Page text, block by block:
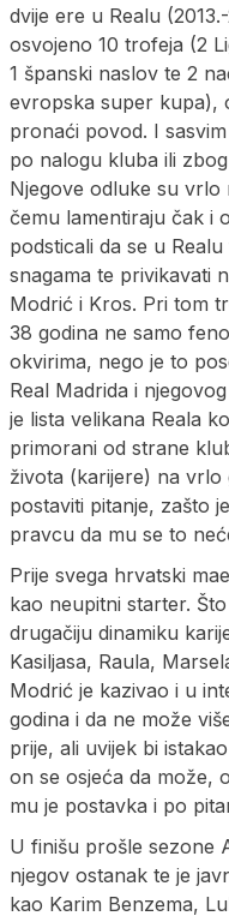
dvije ere u Realu
osvojeno 10 trofeja (2
1 španski naslov te 2
evropska super kupa),
pronaći povod. I
po nalogu kluba ili
Njegove odluke su
čemu lamentiraju čak i
podsticali da se u
snagama te privikavati
Modrić i Kros. Pri tom
38 godina ne samo
okvirima, nego je to
Real Madrida i
je lista velikana Reala
primorani od strane
života (karijere) na vrlo
postaviti pitanje, zašto
pravcu da mu se to
Prije svega hrvatski
kao neupitni starter.
drugačiju dinamiku
Kasiljasa, Raula,
Modrić je kazivao i u
godina i da ne može
prije, ali uvijek bi
on se osjeća da može,
mu je postavka i po
U finišu prošle sezone
njegov ostanak te je
kao Karim Benzema,